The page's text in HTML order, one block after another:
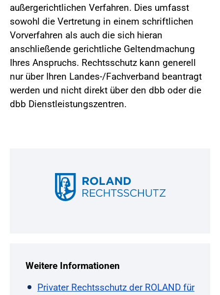
außergerichtlichen Verfahren. Dies umfasst
sowohl die Vertretung in einem schriftlichen
Vorverfahren als auch die sich hieran
anschließende gerichtliche Geltendmachung
Ihres Anspruchs. Rechtsschutz kann generell
nur über Ihren Landes-/Fachverband beantragt
werden und nicht direkt über den dbb oder die
dbb Dienstleistungszentren.
Weitere Informationen
Privater Rechtsschutz der ROLAND für